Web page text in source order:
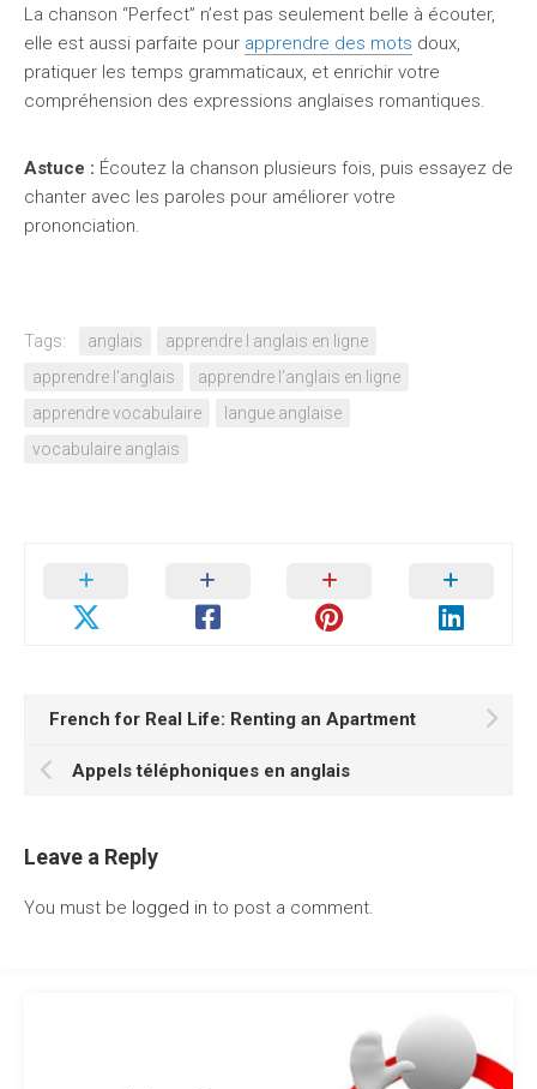
La chanson “Perfect” n’est pas seulement belle à écouter,
elle est aussi parfaite pour apprendre des mots doux,
pratiquer les temps grammaticaux, et enrichir votre
compréhension des expressions anglaises romantiques.
Astuce : Écoutez la chanson plusieurs fois, puis essayez de
chanter avec les paroles pour améliorer votre
prononciation.
Tags: anglais
apprendre l anglais en ligne
apprendre l'anglais
apprendre l'anglais en ligne
apprendre vocabulaire
langue anglaise
vocabulaire anglais
French for Real Life: Renting an Apartment
Appels téléphoniques en anglais
Leave a Reply
You must be logged in to post a comment.